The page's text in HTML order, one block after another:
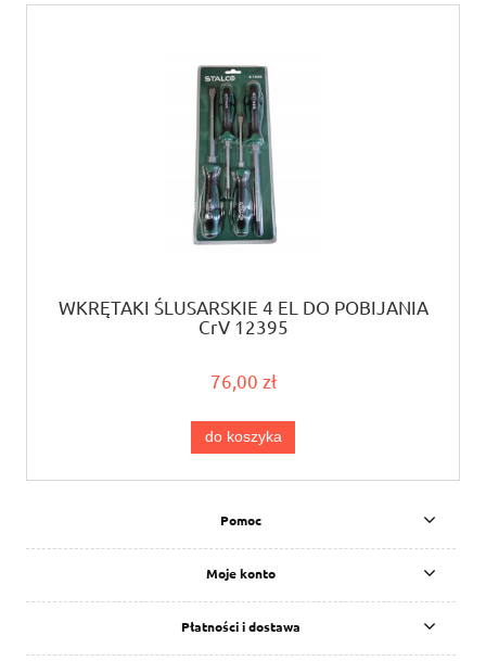
WKRĘTAKI ŚLUSARSKIE 4 EL DO POBIJANIA
CrV 12395
76,00 zł
do koszyka
Pomoc
Moje konto
Płatności i dostawa